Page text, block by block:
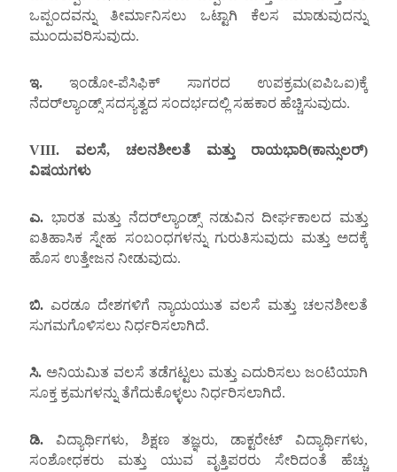
ಒಪ್ಪಂದವನ್ನು ತೀರ್ಮಾನಿಸಲು ಒಟ್ಟಾಗಿ ಕೆಲಸ ಮಾಡುವುದನ್ನು
ಮುಂದುವರಿಸುವುದು.
ಇ.ಇಂಡೋ-ಪೆಸಿಫಿಕ್ ಸಾಗರದ ಉಪಕ್ರಮ(ಐಪಿಒಐ)ಕ್ಕೆ
ನೆದರ್‌ಲ್ಯಾಂಡ್ಸ್ ಸದಸ್ಯತ್ವದ ಸಂದರ್ಭದಲ್ಲಿ ಸಹಕಾರ ಹೆಚ್ಚಿಸುವುದು.
VIII. ವಲಸೆ, ಚಲನಶೀಲತೆ ಮತ್ತು ರಾಯಭಾರಿ(ಕಾನ್ಸುಲರ್)
ವಿಷಯಗಳು
ಎ.ಭಾರತ ಮತ್ತು ನೆದರ್‌ಲ್ಯಾಂಡ್ಸ್ ನಡುವಿನ ದೀರ್ಘಕಾಲದ ಮತ್ತು
ಐತಿಹಾಸಿಕ ಸ್ನೇಹ ಸಂಬಂಧಗಳನ್ನು ಗುರುತಿಸುವುದು ಮತ್ತು ಅದಕ್ಕೆ
ಹೊಸ ಉತ್ತೇಜನ ನೀಡುವುದು.
ಬಿ.ಎರಡೂ ದೇಶಗಳಿಗೆ ನ್ಯಾಯಯುತ ವಲಸೆ ಮತ್ತು ಚಲನಶೀಲತೆ
ಸುಗಮಗೊಳಿಸಲು ನಿರ್ಧರಿಸಲಾಗಿದೆ.
ಸಿ.ಅನಿಯಮಿತ ವಲಸೆ ತಡೆಗಟ್ಟಲು ಮತ್ತು ಎದುರಿಸಲು ಜಂಟಿಯಾಗಿ
ಸೂಕ್ತ ಕ್ರಮಗಳನ್ನು ತೆಗೆದುಕೊಳ್ಳಲು ನಿರ್ಧರಿಸಲಾಗಿದೆ.
ಡಿ.ವಿದ್ಯಾರ್ಥಿಗಳು, ಶಿಕ್ಷಣ ತಜ್ಞರು, ಡಾಕ್ಟರೇಟ್ ವಿದ್ಯಾರ್ಥಿಗಳು,
ಸಂಶೋಧಕರು ಮತ್ತು ಯುವ ವೃತ್ತಿಪರರು ಸೇರಿದಂತೆ ಹೆಚ್ಚು